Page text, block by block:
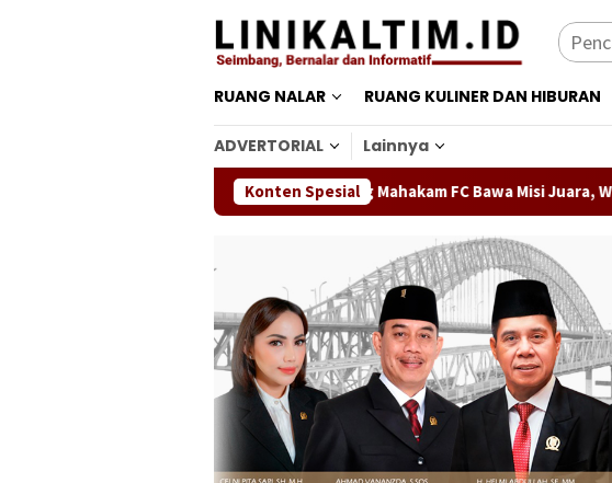
RUANG NALAR RUANG KULINER DAN HIBURAN
ADVERTORIAL Lainnya
Konten Spesial
Banteng Mahakam FC Bawa Misi Juara, Wakili Kaltim